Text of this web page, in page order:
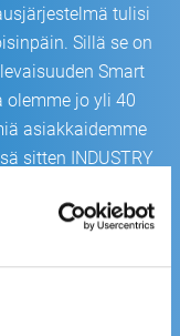
tulisi
Sillä se on
Smart
olemme jo yli 40
asiakkaidemme
sitten INDUSTRY
on ylöspäin
asteittain,
mukaisesti.